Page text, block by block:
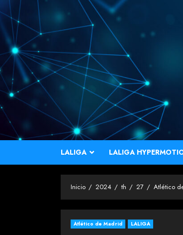
Saltar
al
contenido
LALIGA LALIGA
Inicio 2024 th 27 Atlético
Atlético de Madrid LALIGA